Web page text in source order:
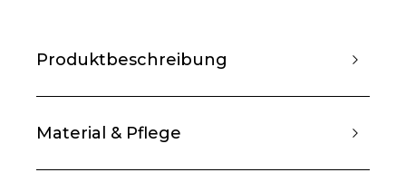
Produktbeschreibung
Material & Pflege